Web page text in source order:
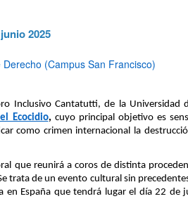
2025
(Campus San Francisco)
Inclusivo Cantatutti, de la Universidad
Ecocidio, cuyo principal objetivo es
como crimen internacional la
que reunirá a coros de distinta
trata de un evento cultural sin
España que tendrá lugar el día 22 de